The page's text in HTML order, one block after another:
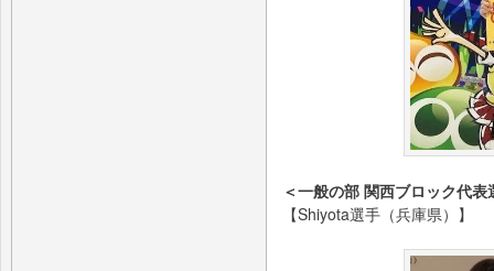
＜一般の部 関西ブロック代表
【Shiyota選手（兵庫県）】